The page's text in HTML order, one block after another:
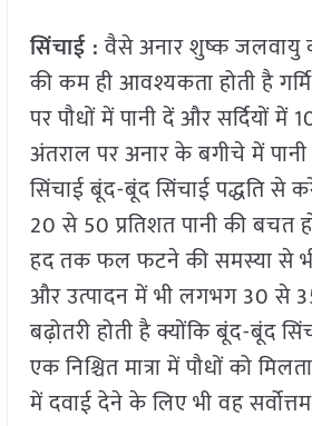
सिंचाई :वैसे अनार शुष्क जलवायु
की कम ही आवश्यकता होती है
पर पौधों में पानी दें और सर्दियों में
अंतराल पर अनार के बगीचे में
सिंचाई बूंद-बूंद सिंचाई पद्धति से
20 से 50 प्रतिशत पानी की बचत
हद तक फल फटने की समस्या से
और उत्पादन में भी लगभग 30 से
बढ़ोतरी होती है क्योंकि बूंद-बूंद
एक निश्चित मात्रा में पौधों को
में दवाई देने के लिए भी वह